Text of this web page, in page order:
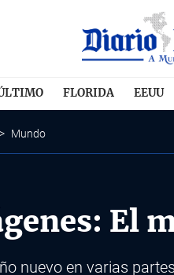
FLORIDA EEUU
> Mundo
El
nuevo en varias